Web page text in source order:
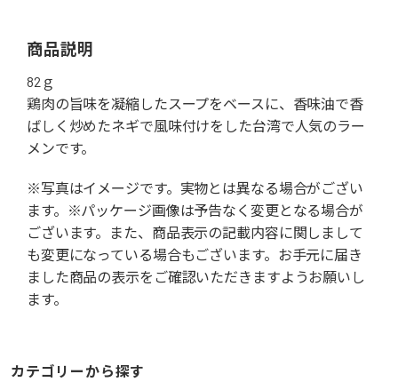
商品説明
82ｇ
鶏肉の旨味を凝縮したスープをベースに、香味油で香
ばしく炒めたネギで風味付けをした台湾で人気のラー
メンです。
※写真はイメージです。実物とは異なる場合がござい
ます。※パッケージ画像は予告なく変更となる場合が
ございます。また、商品表示の記載内容に関しまして
も変更になっている場合もございます。お手元に届き
ました商品の表示をご確認いただきますようお願いし
ます。
カテゴリーから探す